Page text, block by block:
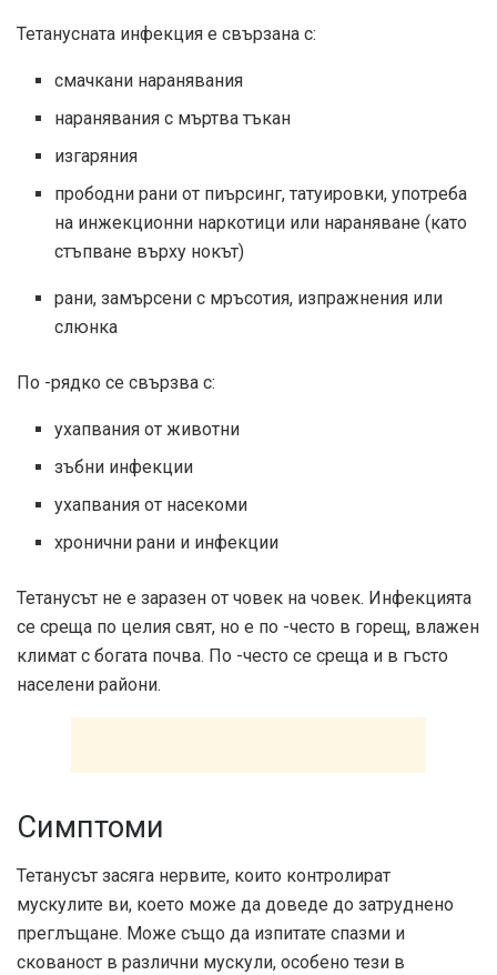
Тетанусната инфекция е свързана с:
смачкани наранявания
наранявания с мъртва тъкан
изгаряния
прободни рани от пиърсинг, татуировки, употреба
на инжекционни наркотици или нараняване (като
стъпване върху нокът)
рани, замърсени с мръсотия, изпражнения или
слюнка
По -рядко се свързва с:
ухапвания от животни
зъбни инфекции
ухапвания от насекоми
хронични рани и инфекции
Тетанусът не е заразен от човек на човек. Инфекцията
се среща по целия свят, но е по -често в горещ, влажен
климат с богата почва. По -често се среща и в гъсто
населени райони.
Симптоми
Тетанусът засяга нервите, които контролират
мускулите ви, което може да доведе до затруднено
преглъщане. Може също да изпитате спазми и
скованост в различни мускули, особено тези в